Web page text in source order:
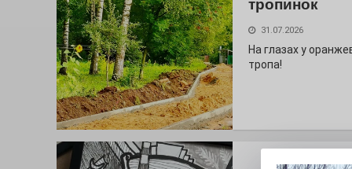
тропинок
31.07.2026
На глазах у
тропа!